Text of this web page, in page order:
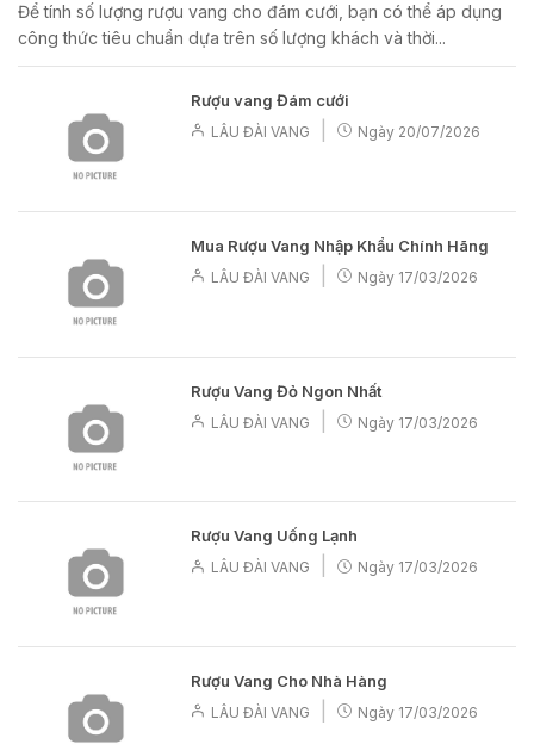
Để tính số lượng rượu vang cho đám cưới, bạn có thể áp dụng
công thức tiêu chuẩn dựa trên số lượng khách và thời...
Rượu vang Đám cưới
LÂU ĐÀI VANG Ngày 20/07/2026
Mua Rượu Vang Nhập Khẩu Chính Hãng
LÂU ĐÀI VANG Ngày 17/03/2026
Rượu Vang Đỏ Ngon Nhất
LÂU ĐÀI VANG Ngày 17/03/2026
Rượu Vang Uống Lạnh
LÂU ĐÀI VANG Ngày 17/03/2026
Rượu Vang Cho Nhà Hàng
LÂU ĐÀI VANG Ngày 17/03/2026